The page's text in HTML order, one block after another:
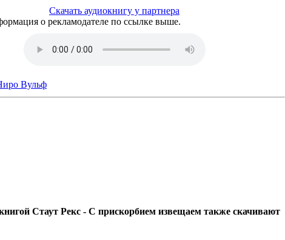
Скачать аудиокнигу у партнера
о рекламодателе по ссылке выше.
Вульф
Стаут Рекс - С прискорбием извещаем также скачивают